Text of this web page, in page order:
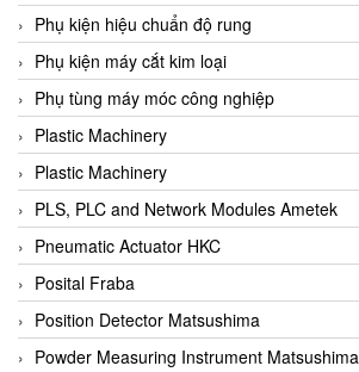
Bentone Vietnam
Bernstein Vietnam
Berthold
Bestech
Bestech
BETA
Bifold
Bihl+wiedemann
Bihl+wiedemann
Bilz
Phụ kiện hiệu chuẩn độ rung
Phụ kiện máy cắt kim loại
Phụ tùng máy móc công nghiệp
Plastic Machinery
Plastic Machinery
PLS, PLC and Network Modules Ametek
Pneumatic Actuator HKC
Posital Fraba
Position Detector Matsushima
Powder Measuring Instrument Matsushima